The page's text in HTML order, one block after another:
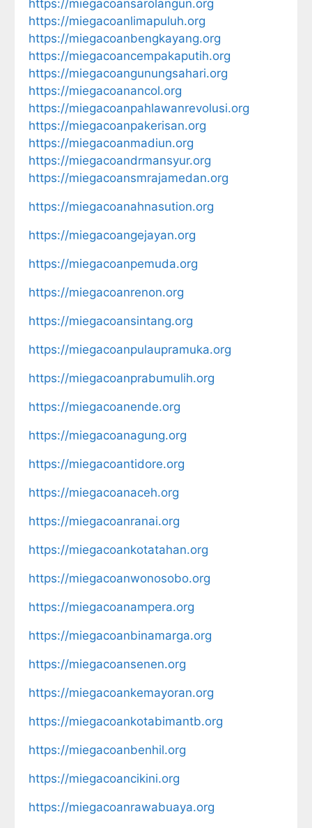
https://miegacoansarolangun.org
https://miegacoanlimapuluh.org
https://miegacoanbengkayang.org
https://miegacoancempakaputih.org
https://miegacoangunungsahari.org
https://miegacoanancol.org
https://miegacoanpahlawanrevolusi.org
https://miegacoanpakerisan.org
https://miegacoanmadiun.org
https://miegacoandrmansyur.org
https://miegacoansmrajamedan.org
https://miegacoanahnasution.org
https://miegacoangejayan.org
https://miegacoanpemuda.org
https://miegacoanrenon.org
https://miegacoansintang.org
https://miegacoanpulaupramuka.org
https://miegacoanprabumulih.org
https://miegacoanende.org
https://miegacoanagung.org
https://miegacoantidore.org
https://miegacoanaceh.org
https://miegacoanranai.org
https://miegacoankotatahan.org
https://miegacoanwonosobo.org
https://miegacoanampera.org
https://miegacoanbinamarga.org
https://miegacoansenen.org
https://miegacoankemayoran.org
https://miegacoankotabimantb.org
https://miegacoanbenhil.org
https://miegacoancikini.org
https://miegacoanrawabuaya.org